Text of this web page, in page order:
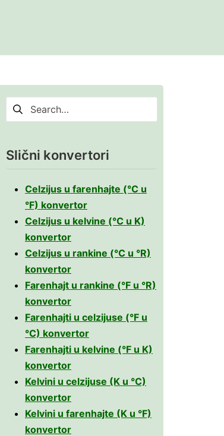
Pretraga
za:
Slični konvertori
Celzijus u farenhajte (°C u
°F) konvertor
Celzijus u kelvine (°C u K)
konvertor
Celzijus u rankine (°C u °R)
konvertor
Farenhajt u rankine (°F u °R)
konvertor
Farenhajti u celzijuse (°F u
°C) konvertor
Farenhajti u kelvine (°F u K)
konvertor
Kelvini u celzijuse (K u °C)
konvertor
Kelvini u farenhajte (K u °F)
konvertor